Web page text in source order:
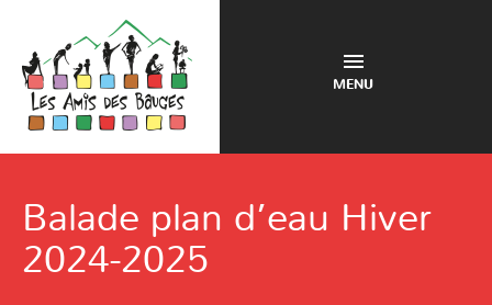
MENU
Balade plan d’eau Hiver
2024-2025